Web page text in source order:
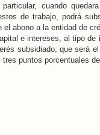
cuando
de trabajo, podrá
abono a la entidad de
e intereses, al tipo de
subsidiado, que será
puntos porcentuales de